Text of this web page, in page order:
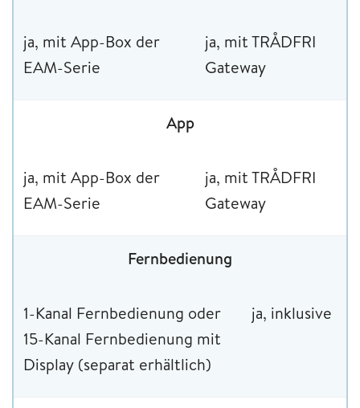
ja, mit App-Box der
EAM-Serie
ja, mit TRÅDFRI
Gateway
App
ja, mit App-Box der
EAM-Serie
ja, mit TRÅDFRI
Gateway
Fernbedienung
1-Kanal Fernbedienung oder
15-Kanal Fernbedienung mit
Display (separat erhältlich)
ja, inklusive